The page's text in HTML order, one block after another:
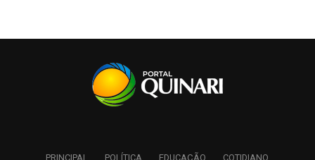
PRINCIPAL POLÍTICA EDUCAÇÃO COTIDIANO